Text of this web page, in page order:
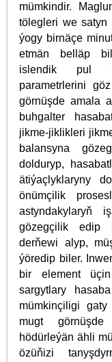
mümkindir.
tölegleri we satyn
ýogy birnäçe
etmän belläp
islendik pul
parametrlerini
görnüşde amala
buhgalter
jikme-jiklikleri
balansyna
dolduryp,
ätiýaçlyklaryny
önümçilik
astyndakylaryň
gözegçilik edip
derňewi alyp,
ýöredip biler.
bir element
sargytlary
mümkinçiligi
mugt görnüşde
hödürleýän ähli
özüňizi